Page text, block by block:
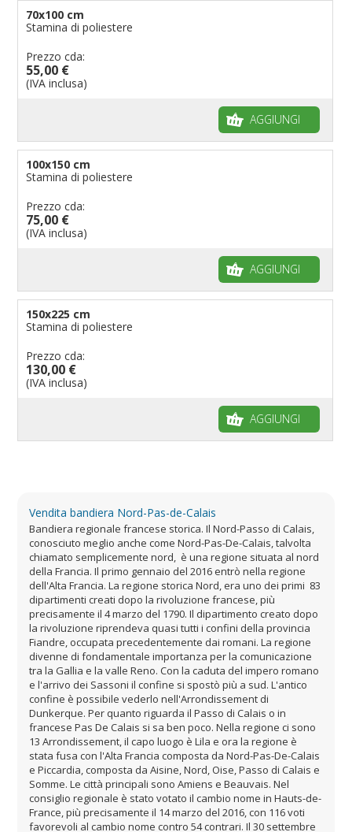
70x100 cm
Stamina di poliestere
Prezzo cda:
55,00 €
(IVA inclusa)
AGGIUNGI
100x150 cm
Stamina di poliestere
Prezzo cda:
75,00 €
(IVA inclusa)
AGGIUNGI
150x225 cm
Stamina di poliestere
Prezzo cda:
130,00 €
(IVA inclusa)
AGGIUNGI
Vendita bandiera Nord-Pas-de-Calais
Bandiera regionale francese storica. Il Nord-Passo di Calais,
conosciuto meglio anche come Nord-Pas-De-Calais, talvolta
chiamato semplicemente nord, è una regione situata al nord
della Francia. Il primo gennaio del 2016 entrò nella regione
dell'Alta Francia. La regione storica Nord, era uno dei primi 83
dipartimenti creati dopo la rivoluzione francese, più
precisamente il 4 marzo del 1790. Il dipartimento creato dopo
la rivoluzione riprendeva quasi tutti i confini della provincia
Fiandre, occupata precedentemente dai romani. La regione
divenne di fondamentale importanza per la comunicazione
tra la Gallia e la valle Reno. Con la caduta del impero romano
e l'arrivo dei Sassoni il confine si spostò più a sud. L'antico
confine è possibile vederlo nell'Arrondissement di
Dunkerque. Per quanto riguarda il Passo di Calais o in
francese Pas De Calais si sa ben poco. Nella regione ci sono
13 Arrondissement, il capo luogo è Lila e ora la regione è
stata fusa con l'Alta Francia composta da Nord-Pas-De-Calais
e Piccardia, composta da Aisine, Nord, Oise, Passo di Calais e
Somme. Le città principali sono Amiens e Beauvais. Nel
consiglio regionale è stato votato il cambio nome in Hauts-de-
France, più precisamente il 14 marzo del 2016, con 116 voti
favorevoli al cambio nome contro 54 contrari. Il 30 settembre